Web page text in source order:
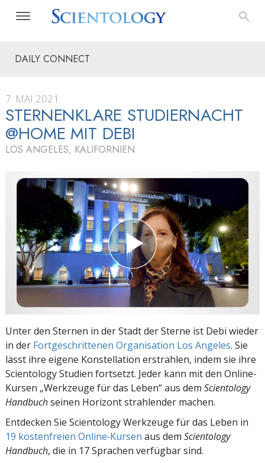
DAILY CONNECT
7. MAI 2021
STERNENKLARE STUDIERNACHT
@HOME MIT DEBI
LOS ANGELES, KALIFORNIEN
Unter den Sternen in der Stadt der Sterne ist Debi wieder
in der Fortgeschrittenen Organisation Los Angeles. Sie
lässt ihre eigene Konstellation erstrahlen, indem sie ihre
Scientology Studien fortsetzt. Jeder kann mit den Online-
Kursen „Werkzeuge für das Leben“aus dem Scientology
Handbuchseinen Horizont strahlender machen.
Entdecken Sie Scientology Werkzeuge für das Leben in
19 kostenfreien Online‑Kursen aus dem Scientology
Handbuch, die in 17 Sprachen verfügbar sind.